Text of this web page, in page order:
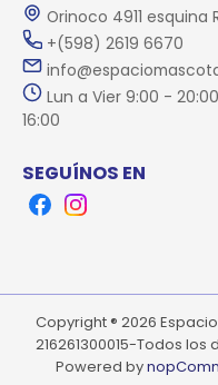
Orinoco 4911 esquina
+(598) 2619 6670
Lun a Vier 9:00 -
16:00
SEGUÍNOS EN
FacebookInstagram
Copyright ® 2026
216261300015-Todos
Powered by